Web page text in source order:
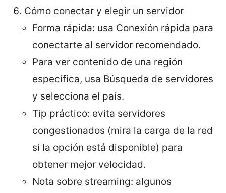
Cómo conectar y elegir un servidor
Forma rápida: usa Conexión rápida para
conectarte al servidor recomendado.
Para ver contenido de una región
específica, usa Búsqueda de servidores
y selecciona el país.
Tip práctico: evita servidores
congestionados (mira la carga de la red
si la opción está disponible) para
obtener mejor velocidad.
Nota sobre streaming: algunos